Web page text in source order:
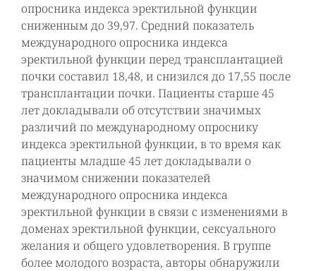
опросника индекса эректильной функции
сниженным до 39,97. Средний показатель
международного опросника индекса
эректильной функции перед трансплантацией
почки составил 18,48, и снизился до 17,55 после
трансплантации почки. Пациенты старше 45
лет докладывали об отсутствии значимых
различий по международному опроснику
индекса эректильной функции, в то время как
пациенты младше 45 лет докладывали о
значимом снижении показателей
международного опросника индекса
эректильной функции в связи с изменениями в
доменах эректильной функции, сексуального
желания и общего удовлетворения. В группе
более молодого возраста, авторы обнаружили